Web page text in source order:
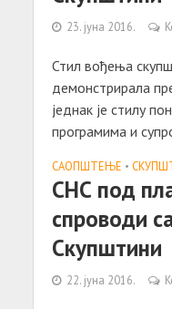
23. јуна 2016.
Стил вођења
демонстрирала
једнак је стилу
програмима и
САОПШТЕЊE •
СНС под
спроводи
Скупштини
22. јуна 2016.